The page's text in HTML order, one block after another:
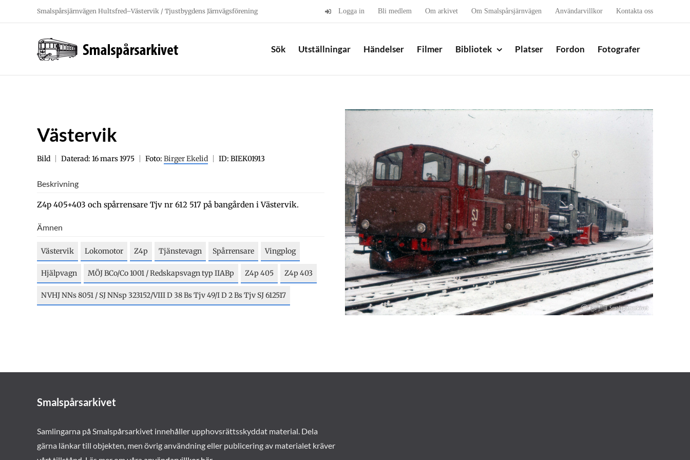
Smalspårsjärnvägen Hultsfred–Västervik / Tjustbygdens Järnvägsförening Logga in Bli medlem Om arkivet Om Smalspårsjärnvägen Användarvillkor Kontakta oss
Sök Utställningar Händelser Filmer Bibliotek Platser Fordon Fotografer
Västervik
Bild Daterad: 16 mars 1975 Foto: Birger Ekelid ID: BIEK01913
Beskrivning
Z4p 405+403 och spårrensare Tjv nr 612 517 på bangården i Västervik.
Ämnen
Västervik Lokomotor Z4p Tjänstevagn Spårrensare Vingplog
Hjälpvagn MÖJ BCo/Co 1001 / Redskapsvagn typ IIABp Z4p 405 Z4p 403
NVHJ NNs 8051 / SJ NNsp 323152/VIII D 38 Bs Tjv 49/I D 2 Bs Tjv SJ 612517
Smalspårsarkivet
Samlingarna på Smalspårsarkivet innehåller upphovsrättsskyddat material. Dela
gärna länkar till objekten, men övrig användning eller publicering av materialet kräver